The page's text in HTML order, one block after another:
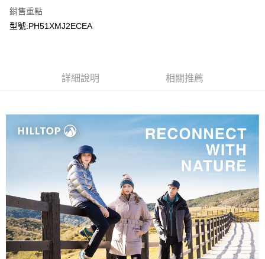
銷售重點
型號:PH51XMJ2ECEA
詳細說明 相關推薦